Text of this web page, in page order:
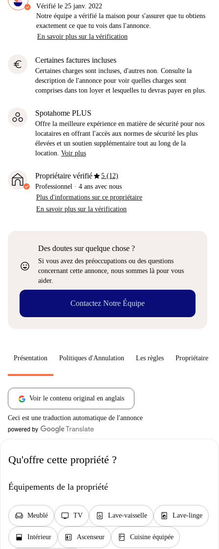
Vérifié le 25 janv. 2022
Notre équipe a vérifié la maison pour s'assurer que tu obtiens
exactement ce que tu vois dans l'annonce.
En savoir plus sur la vérification
euro Certaines factures incluses
Certaines charges sont incluses, d'autres non. Consulte la
description de l'annonce pour voir quelles charges sont
comprises dans ton loyer et lesquelles tu devras payer en plus.
Spotahome PLUS
Offre la meilleure expérience en matière de sécurité pour nos
locataires en offrant l'accès aux normes de sécurité les plus
élevées et un soutien supplémentaire tout au long de la
location. Voir plus
Propriétaire vérifiéstar5 (12)
Professionnel · 4 ans avec nous
Plus d'informations sur ce propriétaire
En savoir plus sur la vérification
sentiment_very_satisfied
Des doutes sur quelque chose ?
Si vous avez des préoccupations ou des questions
concernant cette annonce, nous sommes là pour vous
aider.
Contactez Notre Équipe
Présentation Politiques d'Annulation Les règles Propriétaire
Voir le contenu original en anglais
Ceci est une traduction automatique de l'annonce
Qu'offre cette propriété ?
Équipements de la propriété
chair Meublé tv TV dishwasher_gen Lave-vaisselle local_laundry_service Lave-linge
window_open Intérieur elevator Ascenseur kitchen Cuisine équipée